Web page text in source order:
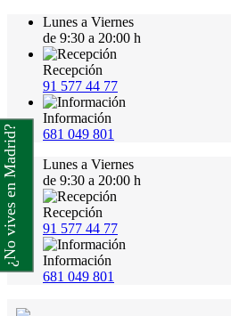
Lunes a Viernes
de 9:30 a 20:00 h
Recepción
91 577 44 77
Información
681 049 801
Lunes a Viernes
de 9:30 a 20:00 h
Recepción
91 577 44 77
Información
681 049 801
¿No vives en Madrid?